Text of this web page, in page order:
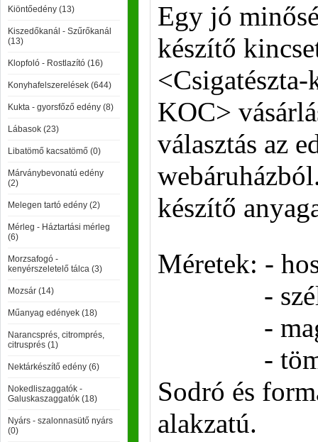
Kiöntőedény (13)
Kiszedőkanál - Szűrőkanál
(13)
Klopfoló - Rostlazító (16)
Konyhafelszerelések (644)
Kukta - gyorsfőző edény (8)
Lábasok (23)
Libatömő kacsatömő (0)
Márványbevonatú edény
(2)
Melegen tartó edény (2)
Mérleg - Háztartási mérleg
(6)
Morzsafogó -
kenyérszeletelő tálca (3)
Mozsár (14)
Műanyag edények (18)
Narancsprés, citromprés,
citrusprés (1)
Nektárkészítő edény (6)
Nokedliszaggatók -
Galuskaszaggatók (18)
Nyárs - szalonnasütő nyárs
(0)
Egy jó
készítő
KOC>
választás az
készítő
Méretek: -
-
-
- tömeg:
Sodró és
alakzatú.